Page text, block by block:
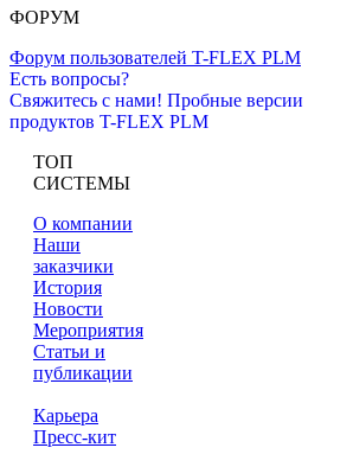
ФОРУМ
Форум пользователей T-FLEX PLM
Есть вопросы?
Свяжитесь с нами! Пробные версии
продуктов T-FLEX PLM
ТОП
СИСТЕМЫ
О компании
Наши
заказчики
История
Новости
Мероприятия
Статьи и
публикации
Карьера
Пресс-кит